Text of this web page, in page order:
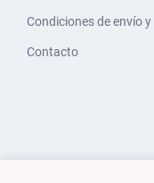
Condiciones de envío
Contacto